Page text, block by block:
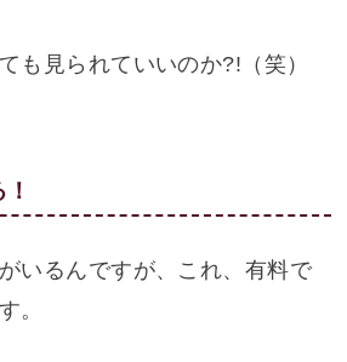
も見られていいのか?!（笑）
いるんですが、これ、有料で
。